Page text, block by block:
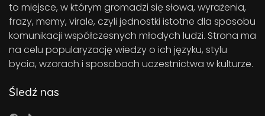
to miejsce, w którym gromadzi się słowa, wyrażenia,
frazy, memy, virale, czyli jednostki istotne dla sposobu
komunikacji współczesnych młodych ludzi. Strona ma
na celu popularyzację wiedzy o ich języku, stylu
bycia, wzorach i sposobach uczestnictwa w kulturze.
Śledź nas